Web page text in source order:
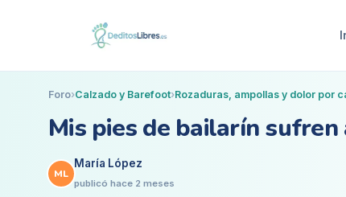
Foro›Calzado y Barefoot›Rozaduras, ampollas y dolor por
Mis pies de bailarín
ML
María López
publicó hace 2 meses